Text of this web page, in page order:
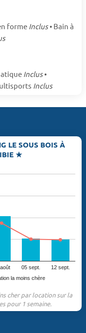
forme Inclus• Bain à
Inclus•
Inclus
LE SOUS BOIS À
★
la moins chère
05 sept. 12 sept.
cher par location sur la
pour 1 semaine.